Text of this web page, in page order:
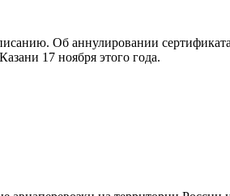
Об аннулировании
17 ноября этого года.